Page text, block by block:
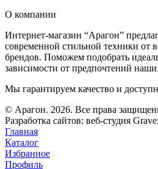
О компании
Интернет-магазин “Арагон”
современной стильной техники от
брендов. Поможем подобрать
зависимости от предпочтений
Мы гарантируем качество и
© Арагон. 2026. Все права
Разработка сайтов: веб-студия
Главная
Каталог
Избранное
Профиль